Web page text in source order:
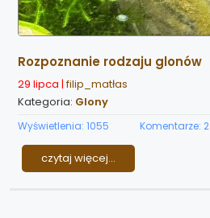
Rozpoznanie rodzaju glonów
29 lipca |filip_matłas
Kategoria: Glony
Wyświetlenia: 1055 Komentarze: 2
czytaj więcej...